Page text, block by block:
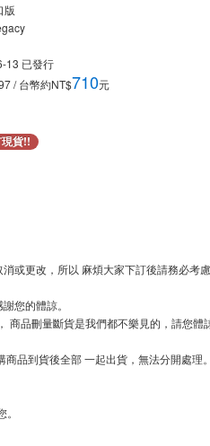
版
13 已發行
/ 台幣約NT$710元
貨!!
或更改，所以 麻煩大家下訂後請務必考
您的體諒。
商品刪量斷貨是我們都不樂見的，請您體
品到貨後全部 一起出貨，無法分開處理